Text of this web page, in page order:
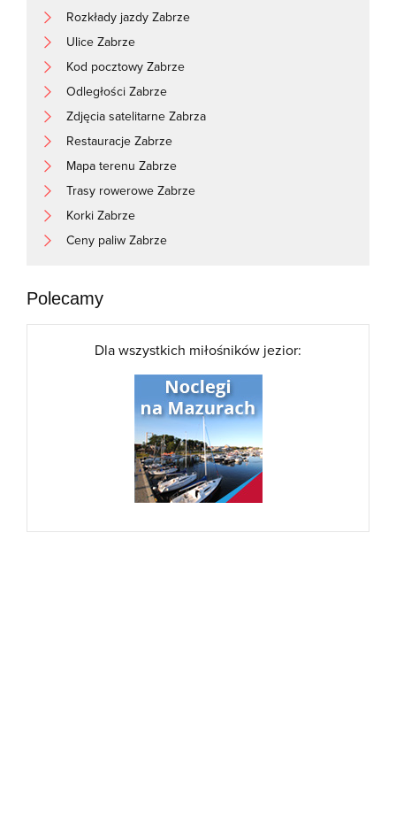
Rozkłady jazdy Zabrze
Ulice Zabrze
Kod pocztowy Zabrze
Odległości Zabrze
Zdjęcia satelitarne Zabrza
Restauracje Zabrze
Mapa terenu Zabrze
Trasy rowerowe Zabrze
Korki Zabrze
Ceny paliw Zabrze
Polecamy
Dla wszystkich miłośników jezior: